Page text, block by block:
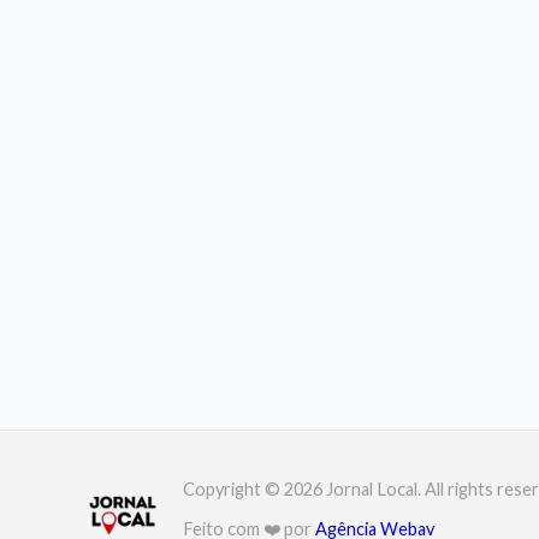
Copyright © 2026 Jornal Local. All rights
Feito com ❤️ por Agência Webav